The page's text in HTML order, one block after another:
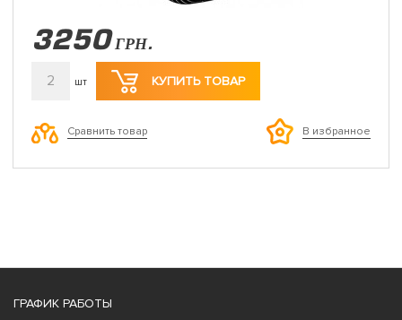
3250 ГРН.
2 шт КУПИТЬ ТОВАР
Сравнить товар В избранное
ГРАФИК РАБОТЫ